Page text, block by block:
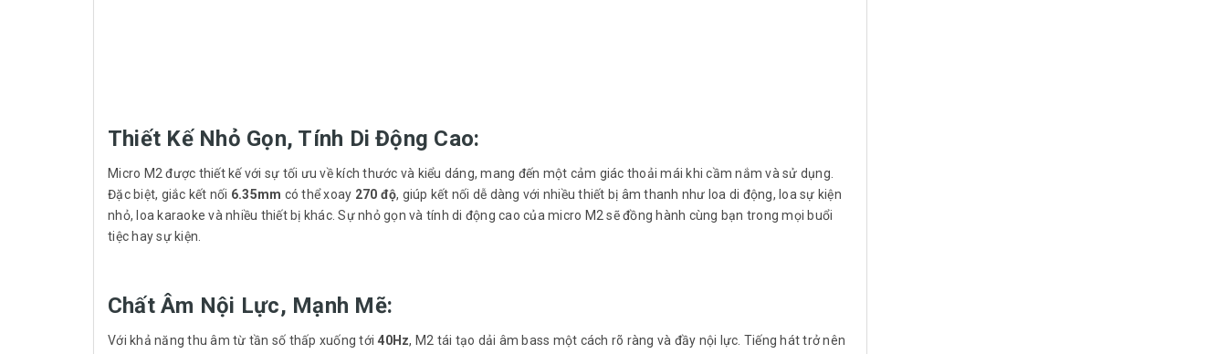
Thiết Kế Nhỏ Gọn, Tính Di Động Cao:
Micro M2 được thiết kế với sự tối ưu về kích thước và kiểu dáng, mang đến một cảm giác thoải mái khi cầm nắm và sử dụng.
Đặc biệt, giắc kết nối 6.35mm có thể xoay 270 độ, giúp kết nối dễ dàng với nhiều thiết bị âm thanh như loa di động, loa sự kiện
nhỏ, loa karaoke và nhiều thiết bị khác. Sự nhỏ gọn và tính di động cao của micro M2 sẽ đồng hành cùng bạn trong mọi buổi
tiệc hay sự kiện.
Chất Âm Nội Lực, Mạnh Mẽ:
Với khả năng thu âm từ tần số thấp xuống tới 40Hz, M2 tái tạo dải âm bass một cách rõ ràng và đầy nội lực. Tiếng hát trở nên